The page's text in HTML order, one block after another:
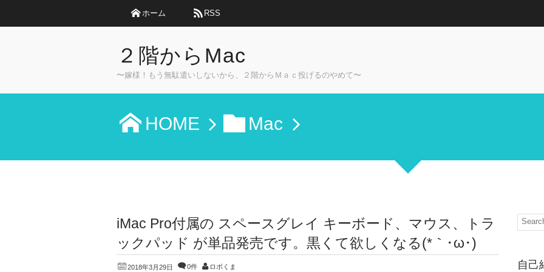
ホーム RSS
２階からMac
〜嫁様！もう無駄遣いしないから、２階からＭａｃ投げるのやめて〜
HOME Mac
iMac Pro付属の スペースグレイ キーボード、マウス、トラ
ックパッド が単品発売です。黒くて欲しくなる(*｀･ω･)ゞ
2018年3月29日 0件 ロボくま 自己